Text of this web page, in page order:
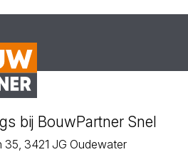
bij BouwPartner Snel
35, 3421 JG Oudewater